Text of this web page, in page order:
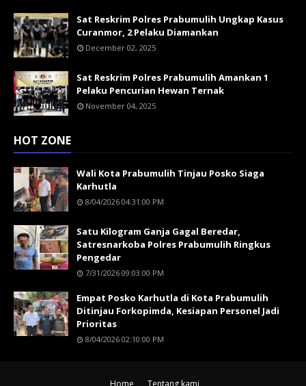
Sat Reskrim Polres Prabumulih Ungkap Kasus
Curanmor, 2 Pelaku Diamankan
December 02, 2025
Sat Reskrim Polres Prabumulih Amankan 1
Pelaku Pencurian Hewan Ternak
November 04, 2025
HOT ZONE
Wali Kota Prabumulih Tinjau Posko Siaga
Karhutla
8/04/2026 04:31:00 PM
Satu Kilogram Ganja Gagal Beredar,
Satresnarkoba Polres Prabumulih Ringkus
Pengedar
7/31/2026 09:03:00 PM
Empat Posko Karhutla di Kota Prabumulih
Ditinjau Forkopimda, Kesiapan Personel Jadi
Prioritas
8/04/2026 02:10:00 PM
Home Tentang kami